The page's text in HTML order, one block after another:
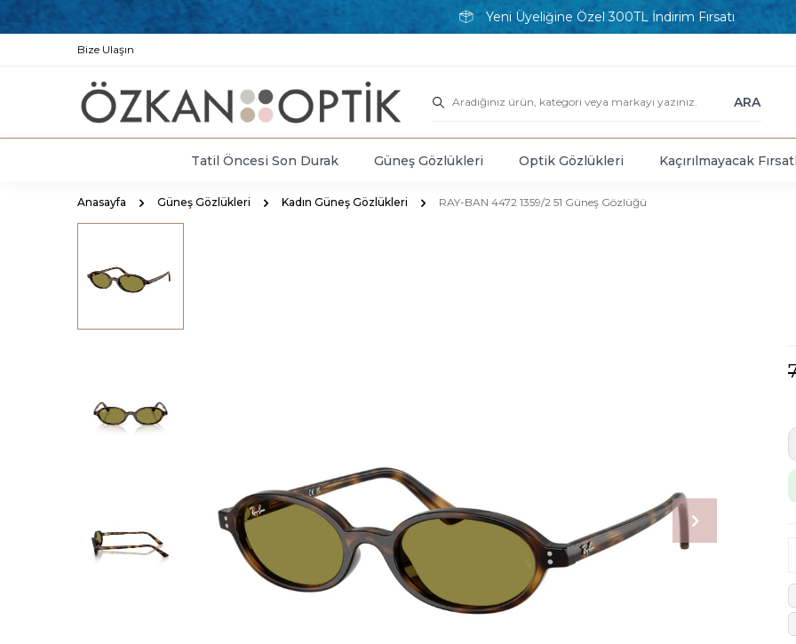
Yeni Üyeliğine Özel 300TL İndirim Fırsatı
Bize Ulaşın
ARA
Tatil Öncesi Son Durak Güneş Gözlükleri Optik Gözlükleri Kaçırılmayacak
Anasayfa Güneş Gözlükleri Kadın Güneş Gözlükleri RAY-BAN 4472 1359/2 51 Güneş Gözlüğü